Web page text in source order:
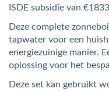
ISDE subsidie van
Deze complete
tapwater voor een
energiezuinige manier.
oplossing voor het
Deze set kan gebruikt